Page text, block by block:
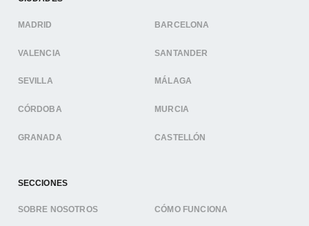
MADRID BARCELONA
VALENCIA SANTANDER
SEVILLA MÁLAGA
CÓRDOBA MURCIA
GRANADA CASTELLÓN
SECCIONES
SOBRE NOSOTROS CÓMO FUNCIONA